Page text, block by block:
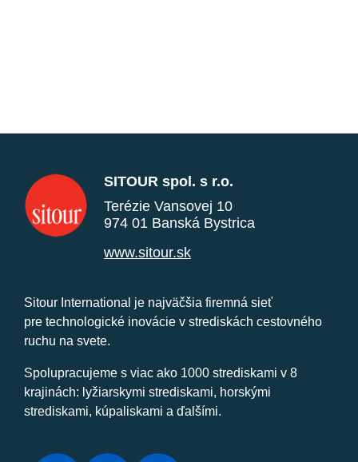
SITOUR spol. s r.o.
Terézie Vansovej 10
974 01 Banská Bystrica
www.sitour.sk
Sitour International je najväčšia firemná sieť
pre technologické inovácie v strediskách cestovného
ruchu na svete.
Spolupracujeme s viac ako 1000 strediskami v 8
krajinách: lyžiarskymi strediskami, horskými
strediskami, kúpaliskami a ďalšími.